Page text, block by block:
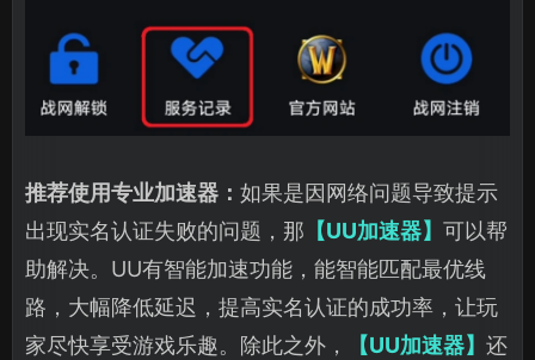
推荐使用专业加速器： 如果是因网络问题导致提示
出现实名认证失败的问题，那 【UU加速器】 可以帮
助解决。UU有智能加速功能，能智能匹配最优线
路，大幅降低延迟，提高实名认证的成功率，让玩
家尽快享受游戏乐趣。除此之外，
【UU加速器】 还